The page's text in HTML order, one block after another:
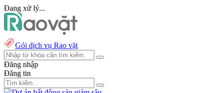
Đang xử lý...
Gói dịch vụ Rao vặt
Đăng nhập
Đăng tin